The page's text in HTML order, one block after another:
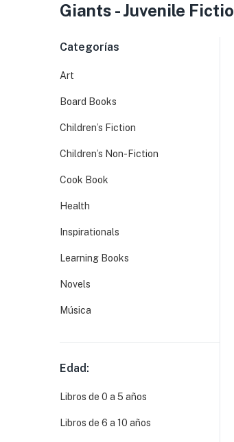
Giants - Juvenile
Categorías
Art
Board Books
Children’s Fiction
Children’s Non-Fiction
Cook Book
Health
Inspirationals
Learning Books
Novels
Música
Edad:
Libros de 0 a 5 años
Libros de 6 a 10 años